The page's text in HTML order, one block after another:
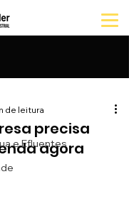
e Efluentes
precisa
agora
de leitura